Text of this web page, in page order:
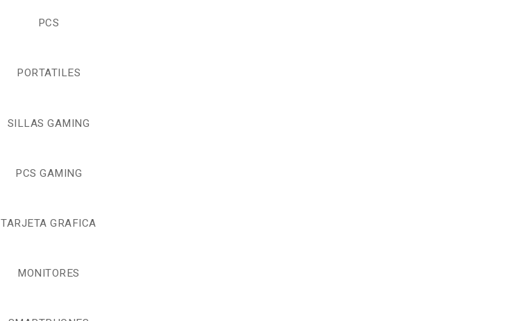
PCS
PORTATILES
SILLAS GAMING
PCS GAMING
TARJETA GRAFICA
MONITORES